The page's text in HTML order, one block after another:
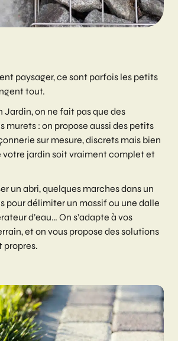
paysager, ce sont parfois les petits
tout.
Jardin, on ne fait pas que des
murets : on propose aussi des petits
sur mesure, discrets mais bien
votre jardin soit vraiment complet et
un abri, quelques marches dans un
pour délimiter un massif ou une dalle
d’eau… On s’adapte à vos
et on vous propose des solutions
propres.